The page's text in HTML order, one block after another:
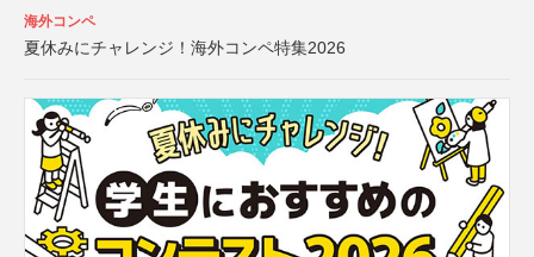
海外コンペ
夏休みにチャレンジ！海外コンペ特集2026